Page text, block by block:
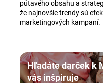
pútavého obsahu a
že najnovšie trendy sú
marketingových kampaní.
Hľadáte darček k
vás inšpiruje